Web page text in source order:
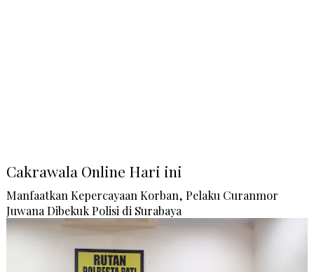
Cakrawala Online Hari ini
Manfaatkan Kepercayaan Korban, Pelaku Curanmor
Juwana Dibekuk Polisi di Surabaya